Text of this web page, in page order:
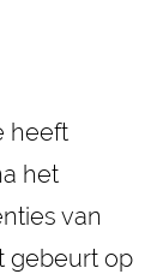
heeft
het
van
gebeurt op